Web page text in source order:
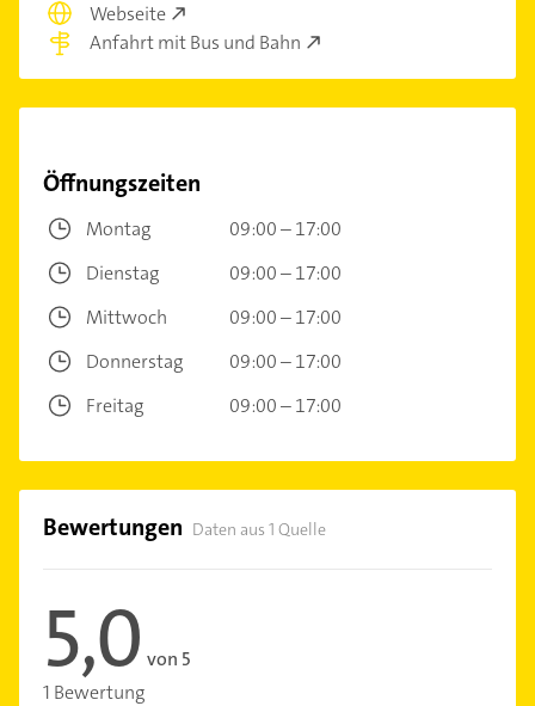
Webseite
Anfahrt mit Bus und Bahn
Öffnungszeiten
Montag
09:00 – 17:00
Dienstag
09:00 – 17:00
Mittwoch
09:00 – 17:00
Donnerstag
09:00 – 17:00
Freitag
09:00 – 17:00
Bewertungen Daten aus 1 Quelle
5,0 von 5
1 Bewertung